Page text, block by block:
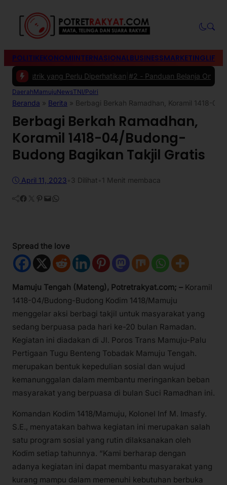
POLITIKEKONOMIINTERNASIONALBUSINESSMARKETING
yang Perlu Diperhatikan|#2 -Panduan Belanja Online
DaerahMamujuNewsTNI/Polri
Beranda » Berita » Berbagi Berkah Ramadhan, Koramil 1418-
Berbagi Berkah Ramadhan,
Koramil 1418-04/Budong-
Budong Bagikan Takjil Gratis
April 11, 2023 3 Dilihat 1 Menit membaca
Facebook Twitter Pinterest Mail WhatsApp
Spread the love
Mamuju Tengah (Mateng), Potretrakyat.com; – Koramil
1418-04/Budong-Budong Kodim 1418/Mamuju
menggelar aksi berbagi takjil untuk masyarakat yang
sedang berpuasa pada hari ke-20 bulan Ramadan.
Kegiatan ini diadakan di Jl. Poros Trans Mamuju-Palu
Pertigaan Tugu Benteng Tobadak Mamuju Tengah.
merupakan bentuk kepedulian sosial dan wujud
kemanunggalan dalam membantu meringankan beban
masyarakat yang berpuasa di bulan Suci Ramadhan ini.
Komandan Kodim 1418/Mamuju, Kolonel Inf M. Imasfy.
S.E., menyatakan bahwa kegiatan ini merupakan salah
satu program sosial yang rutin dilaksanakan oleh
Kodim setiap tahunnya. “Kami berharap dengan
adanya kegiatan ini dapat membantu masyarakat yang
kurang mampu dalam memenuhi kebutuhan berbuka